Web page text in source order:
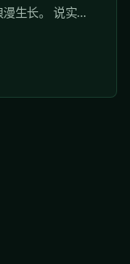
生长。 说实
，又双叒一次
的随口而出，
。...